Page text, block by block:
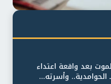
بعد واقعة اعتداء
الحوامدية.. وأسرته...